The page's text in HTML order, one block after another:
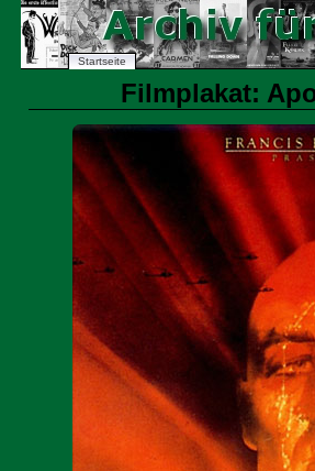
Startseite
Filmplakat: